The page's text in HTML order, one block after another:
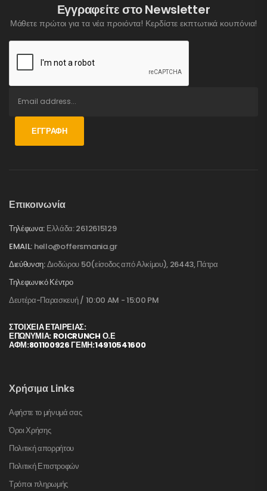
Εγγραφείτε στο Newsletter
Μάθετε πρώτοι για τα νέα προιόντα! Κερδίστε εκπτωτικά κουπόνια!
ΕΓΓΡΑΦΉ
Επικοινωνία
Τηλέφωνα: Ελλάδα: 2612615129
EMAIL: hello@offersmania.gr
Διεύθυνση:Διοδώρου 50(είσοδος από Αλκίμου), 26443, Πάτρα
Τηλεφωνικό Κέντρο
Δευτέρα-Παρασκευή / 10:00 AM - 15:00 PM
ΣΤΟΙΧΕΊΑ ΕΤΑΙΡΕΊΑΣ:
ΕΠΩΝΥΜΙΑ: ROICRUNCH Ο.Ε
ΑΦΜ:801100926 ΓΕΜΗ:14910541600
Χρήσιμα Links
Αφήστε το μήνυμά σας
Όροι Χρήσης
Πολιτική απορρήτου
Πολιτική Επιστροφών
Τρόποι πληρωμής